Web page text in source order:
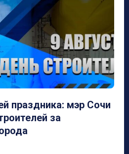
праздника: мэр Сочи
за